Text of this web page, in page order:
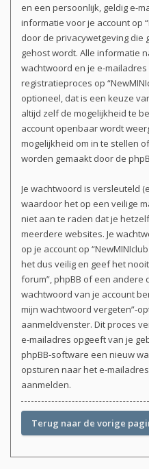
en een persoonlijk, geldig e-
informatie voor je account op
door de privacywetgeving die
gehost wordt. Alle informatie
wachtwoord en je e-
registratieproces op
optioneel, dat is een keuze
altijd zelf de mogelijkheid te
account openbaar wordt
mogelijkheid om in te stellen
worden gemaakt door de
Je wachtwoord is versleuteld
waardoor het op een veilige
niet aan te raden dat je
meerdere websites. Je
op je account op
het dus veilig en geef het
forum”, phpBB of een andere
wachtwoord van je account
mijn wachtwoord vergeten”-
aanmeldvenster. Dit proces
e-mailadres opgeeft van je
phpBB-software een nieuw
opsturen naar het e-
aanmelden.
Terug naar de vorige